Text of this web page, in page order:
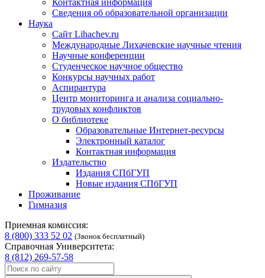
Контактная информация
Сведения об образовательной организации
Наука
Сайт Lihachev.ru
Международные Лихачевские научные чтения
Научные конференции
Студенческое научное общество
Конкурсы научных работ
Аспирантура
Центр мониторинга и анализа социально-
трудовых конфликтов
О библиотеке
Образовательные Интернет-ресурсы
Электронный каталог
Контактная информация
Издательство
Издания СПбГУП
Новые издания СПбГУП
Проживание
Гимназия
Приемная комиссия:
8 (800) 333 52 02 (Звонок бесплатный)
Справочная Университета:
8 (812) 269-57-58